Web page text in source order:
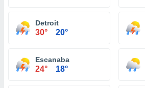
Detroit
30° 20°
Escanaba
24° 18°